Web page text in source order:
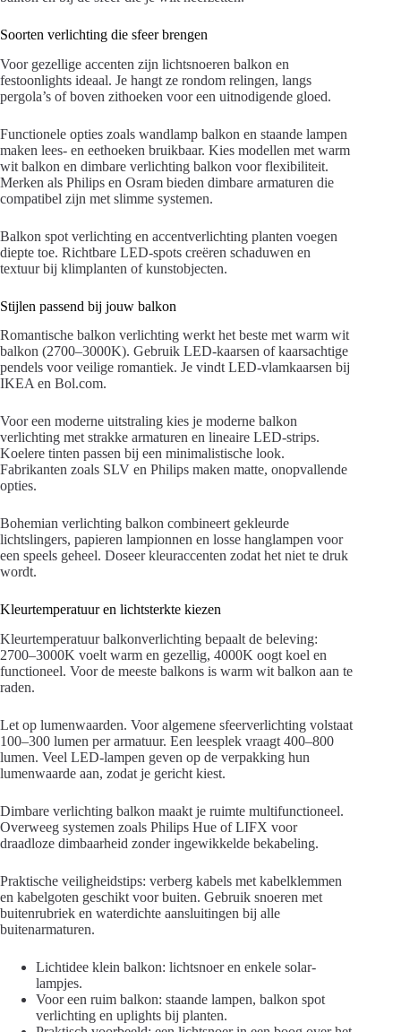
Soorten verlichting die sfeer brengen
Voor gezellige accenten zijn lichtsnoeren balkon en
festoonlights ideaal. Je hangt ze rondom relingen, langs
pergola’s of boven zithoeken voor een uitnodigende gloed.
Functionele opties zoals wandlamp balkon en staande lampen
maken lees- en eethoeken bruikbaar. Kies modellen met warm
wit balkon en dimbare verlichting balkon voor flexibiliteit.
Merken als Philips en Osram bieden dimbare armaturen die
compatibel zijn met slimme systemen.
Balkon spot verlichting en accentverlichting planten voegen
diepte toe. Richtbare LED-spots creëren schaduwen en
textuur bij klimplanten of kunstobjecten.
Stijlen passend bij jouw balkon
Romantische balkon verlichting werkt het beste met warm wit
balkon (2700–3000K). Gebruik LED-kaarsen of kaarsachtige
pendels voor veilige romantiek. Je vindt LED-vlamkaarsen bij
IKEA en Bol.com.
Voor een moderne uitstraling kies je moderne balkon
verlichting met strakke armaturen en lineaire LED-strips.
Koelere tinten passen bij een minimalistische look.
Fabrikanten zoals SLV en Philips maken matte, onopvallende
opties.
Bohemian verlichting balkon combineert gekleurde
lichtslingers, papieren lampionnen en losse hanglampen voor
een speels geheel. Doseer kleuraccenten zodat het niet te druk
wordt.
Kleurtemperatuur en lichtsterkte kiezen
Kleurtemperatuur balkonverlichting bepaalt de beleving:
2700–3000K voelt warm en gezellig, 4000K oogt koel en
functioneel. Voor de meeste balkons is warm wit balkon aan te
raden.
Let op lumenwaarden. Voor algemene sfeerverlichting volstaat
100–300 lumen per armatuur. Een leesplek vraagt 400–800
lumen. Veel LED-lampen geven op de verpakking hun
lumenwaarde aan, zodat je gericht kiest.
Dimbare verlichting balkon maakt je ruimte multifunctioneel.
Overweeg systemen zoals Philips Hue of LIFX voor
draadloze dimbaarheid zonder ingewikkelde bekabeling.
Praktische veiligheidstips: verberg kabels met kabelklemmen
en kabelgoten geschikt voor buiten. Gebruik snoeren met
buitenrubriek en waterdichte aansluitingen bij alle
buitenarmaturen.
Lichtidee klein balkon: lichtsnoer en enkele solar-
lampjes.
Voor een ruim balkon: staande lampen, balkon spot
verlichting en uplights bij planten.